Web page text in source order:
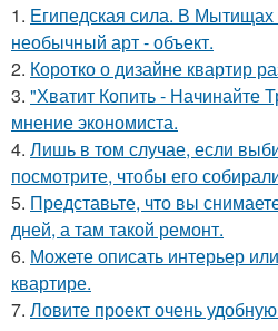
1. Египедская сила. В
необычный арт - объект.
2. Коротко о дизайне квартир
3. "Хватит Копить - Начинайте
мнение экономиста.
4. Лишь в том случае, если
посмотрите, чтобы его
5. Представьте, что вы
дней, а там такой ремонт.
6. Можете описать интерьер
квартире.
7. Ловите проект очень